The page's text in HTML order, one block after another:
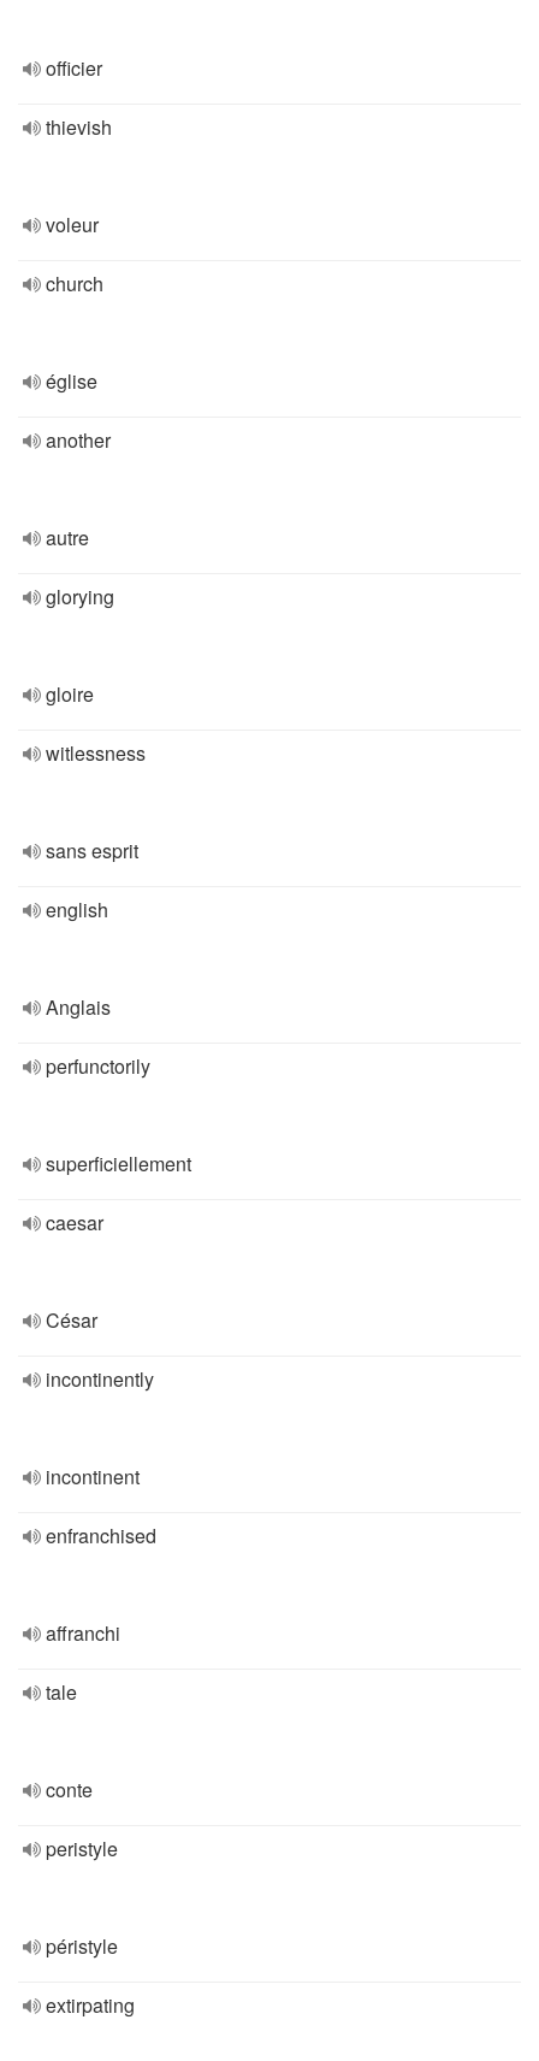
officier
thievish
voleur
church
église
another
autre
glorying
gloire
witlessness
sans esprit
english
Anglais
perfunctorily
superficiellement
caesar
César
incontinently
incontinent
enfranchised
affranchi
tale
conte
peristyle
péristyle
extirpating